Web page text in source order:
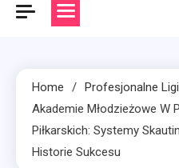
Home
Profesjonalne Ligi
Akademie Młodzieżowe W
Piłkarskich: Systemy
Historie Sukcesu